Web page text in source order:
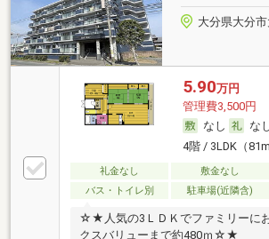
大分県大分
5.90万円
管理費3,500円
なし
な
4階 / 3LDK（81m
礼金なし 敷金なし
バス・トイレ別
駐車場(近隣含)
☆★人気の3ＬＤＫでファミリーに
クスバリューまで約480ｍ☆★